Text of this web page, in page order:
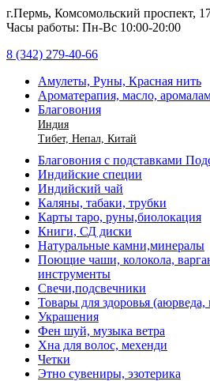
г.Пермь, Комсомольский проспект,
Часы работы: Пн-Вс 10:00-20:00
8 (342) 279-40-66
Амулеты, Руны, Красная нить
Ароматерапия, масло,
Благовония
Индия
Тибет, Непал, Китай
Благовония с подставками
Индийские специи
Индийский чай
Каляны, табаки, трубки
Карты таро, руны,биолокация
Книги, СД диски
Натуральные камни,минералы
Поющие чаши, колокола,
инструменты
Свечи,подсвечники
Товары для здоровья (аюрведа,
Украшения
Фен шуй, музыка ветра
Хна для волос, мехенди
Четки
Этно сувениры, эзотерика